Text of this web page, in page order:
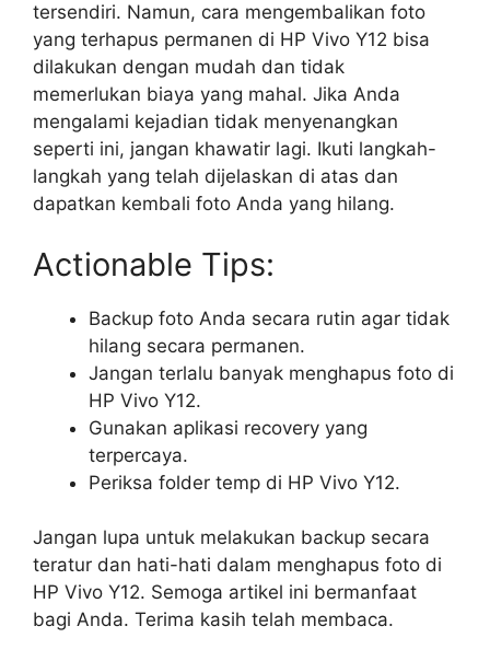
tersendiri. Namun, cara mengembalikan foto
yang terhapus permanen di HP Vivo Y12 bisa
dilakukan dengan mudah dan tidak
memerlukan biaya yang mahal. Jika Anda
mengalami kejadian tidak menyenangkan
seperti ini, jangan khawatir lagi. Ikuti langkah-
langkah yang telah dijelaskan di atas dan
dapatkan kembali foto Anda yang hilang.
Actionable Tips:
Backup foto Anda secara rutin agar tidak
hilang secara permanen.
Jangan terlalu banyak menghapus foto di
HP Vivo Y12.
Gunakan aplikasi recovery yang
terpercaya.
Periksa folder temp di HP Vivo Y12.
Jangan lupa untuk melakukan backup secara
teratur dan hati-hati dalam menghapus foto di
HP Vivo Y12. Semoga artikel ini bermanfaat
bagi Anda. Terima kasih telah membaca.